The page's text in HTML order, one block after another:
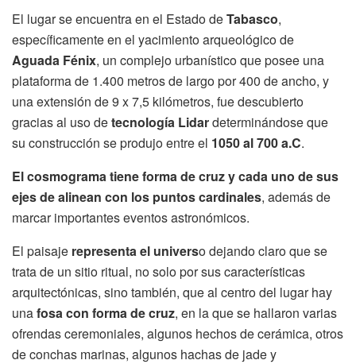
El lugar se encuentra en el Estado deTabasco,
específicamente en el yacimiento arqueológico de
Aguada Fénix, un complejo urbanístico que posee una
plataforma de 1.400 metros de largo por 400 de ancho, y
una extensión de 9 x 7,5 kilómetros, fue descubierto
gracias al uso detecnología Lidardeterminándose que
su construcción se produjo entre el 1050 al 700 a.C.
El cosmograma tiene forma de cruz y cada uno de sus
ejes de alinean con los puntos cardinales, además de
marcar importantes eventos astronómicos.
El paisaje representa el universo dejando claro que se
trata de un sitio ritual, no solo por sus características
arquitectónicas, sino también, que al centro del lugar hay
unafosa con forma de cruz, en la que se hallaron varias
ofrendas ceremoniales, algunos hechos de cerámica, otros
de conchas marinas, algunos hachas de jade y